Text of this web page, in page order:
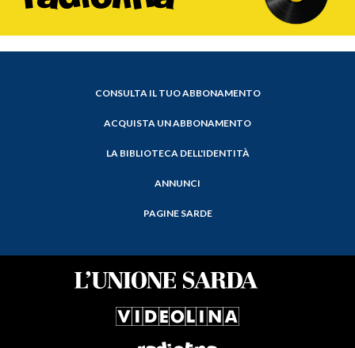
CONSULTA IL TUO ABBONAMENTO
ACQUISTA UN ABBONAMENTO
LA BIBLIOTECA DELL'IDENTITÀ
ANNUNCI
PAGINE SARDE